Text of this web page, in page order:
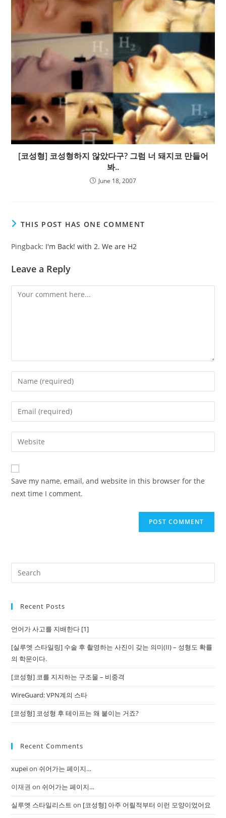
[코성형] 코성형하지 않았다구? 그럼 너 돼지코 만들어
봐..
June 18, 2007
THIS POST HAS ONE COMMENT
Pingback: I'm Back! with 2. We are H2
Leave a Reply
Comment
Enter
your
name
comment
Enter
your
email
address
comment
Enter
your
website
URL
(optional)
Save my name, email, and website in this browser for the
next time I comment.
Recent Posts
언어가 사고를 지배한다 [1]
[실루엣 스타일링] 수술 후 촬영하는 사진이 갖는 의미(II) – 성형도 확률
의 학문이다.
[코성형] 코를 지지하는 구조물 – 비중격
WireGuard: VPN계의 스타
[코성형] 코성형 후 테이프는 왜 붙이는 거죠?
Recent Comments
xupeion 쉬어가는 페이지…
이재권 on 쉬어가는 페이지…
실루엣 스타일리스트 on [코성형] 아주 어릴적부터 이런 모양이었어요